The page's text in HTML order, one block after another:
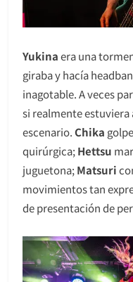
Yukinaera una
giraba y hacía
inagotable. A veces
si realmente estuviera
escenario.Chika
quirúrgica; Hettsu
juguetona; Matsuri
movimientos tan
de presentación de